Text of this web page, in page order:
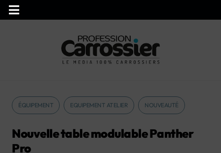
ÉQUIPEMENT EQUIPEMENT ATELIER NOUVEAUTÉ
Nouvelle table modulable Panther
Pro